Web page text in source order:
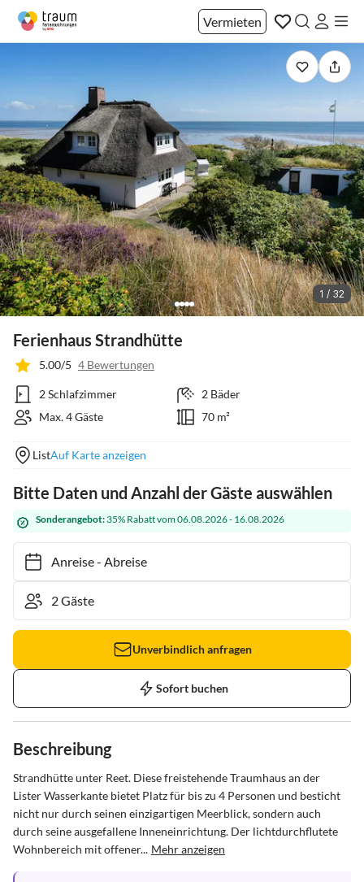
Vermieten
1 / 32
Ferienhaus Strandhütte
5.00/5 4 Bewertungen
2 Schlafzimmer
2 Bäder
Max. 4 Gäste
70 m²
ListAuf Karte anzeigen
Bitte Daten und Anzahl der Gäste auswählen
Sonderangebot: 35% Rabatt vom 06.08.2026 - 16.08.2026
Anreise- Abreise
Unverbindlich anfragen
Sofort buchen
Beschreibung
Strandhütte unter Reet. Diese freistehende Traumhaus an der
Lister Wasserkante bietet Platz für bis zu 4 Personen und besticht
nicht nur durch seinen einzigartigen Meerblick, sondern auch
durch seine ausgefallene Inneneinrichtung. Der lichtdurchflutete
Wohnbereich mit offener... Mehr anzeigen